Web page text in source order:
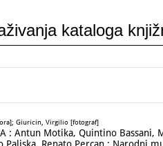
kataloga
Giuricin, Virgilio [fotograf]
: Antun Motika, Quintino